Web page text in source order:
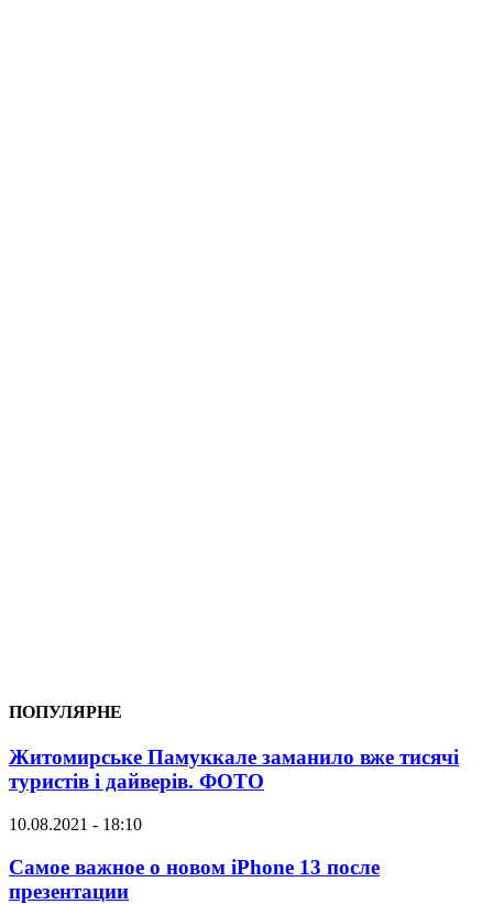
ПОПУЛЯРНЕ
Житомирське Памуккале заманило вже тисячі
туристів і дайверів. ФОТО
10.08.2021 - 18:10
Самое важное о новом iPhone 13 после
презентации